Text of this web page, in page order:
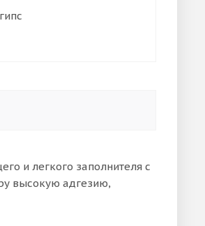
и легкого заполнителя с
высокую адгезию,